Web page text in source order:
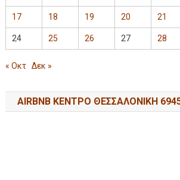
17 18 19 20 21
24 25 26 27 28
« Οκτ Δεκ »
AIRBNB ΚΕΝΤΡΟ ΘΕΣΣΑΛΟΝΙΚΗ